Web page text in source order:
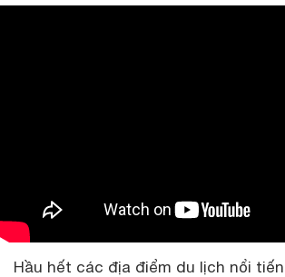
Hầu hết các địa điểm du lịch nổi